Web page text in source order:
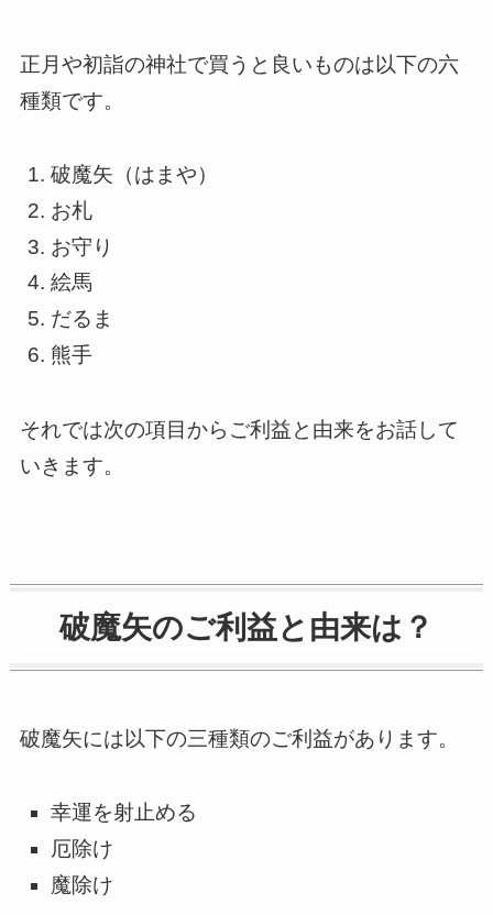
正月や初詣の神社で買うと良いものは以下の六
種類です。
破魔矢 （はまや）
お札
お守り
絵馬
だるま
熊手
それでは次の項目からご利益と由来をお話して
いきます。
破魔矢のご利益と由来は？
破魔矢には以下の三種類のご利益があります。
幸運を射止める
厄除け
魔除け